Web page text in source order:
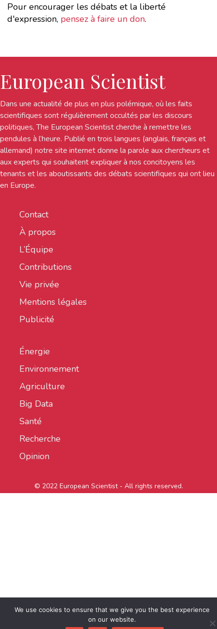
Pour encourager les débats et la liberté
d'expression, pensez à faire un don.
European Scientist
Dans une actualité de plus en plus polémique, où les faits
scientifiques sont régulièrement occultés par les discours
politiques, The European Scientist cherche à remettre les
pendules à l’heure. Publié en trois langues (anglais, français et
allemand) notre site internet donne la parole aux chercheurs et
aux experts qui souhaitent expliquer à nos concitoyens les
tenants et les aboutissants des débats scientifiques qui ont lieu
en Europe.
Contact
À propos
L’Équipe
Contributions
Vie privée
Mentions légales
Publicité
Énergie
Environnement
Agriculture
Big Data
Santé
Recherche
Opinion
© 2022 European Scientist - All rights reserved.
We use cookies to ensure that we give you the best experience
on our website.